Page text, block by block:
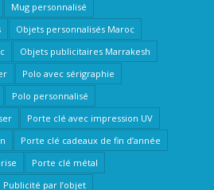
Mug personnalisé
Objets personnalisés Maroc
Objets publicitaires Marrakesh
Polo avec sérigraphie
Polo personnalisé
Porte clé avec impression UV
Porte clé cadeaux de fin d’année
Porte clé métal
Publicité par l’objet